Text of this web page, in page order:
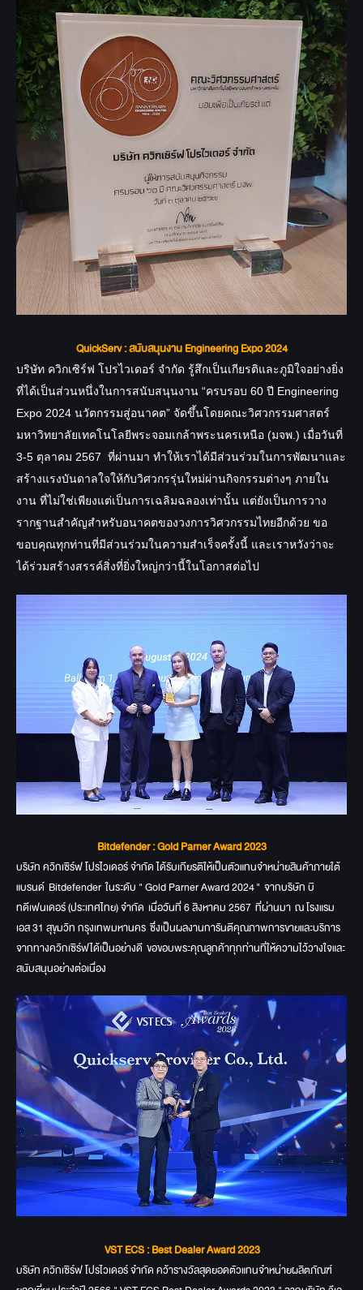
QuickServ : สนับสนุนงาน Engineering Expo 2024
บริษัท ควิกเซิร์ฟ โปรไวเดอร์ จำกัด รู้สึกเป็นเกียรติและภูมิใจอย่างยิ่ง
ที่ได้เป็นส่วนหนึ่งในการสนับสนุนงาน “ครบรอบ 60 ปี Engineering
Expo 2024 นวัตกรรมสู่อนาคต” จัดขึ้นโดยคณะวิศวกรรมศาสตร์
มหาวิทยาลัยเทคโนโลยีพระจอมเกล้าพระนครเหนือ (มจพ.) เมื่อวันที่
3-5 ตุลาคม 2567 ที่ผ่านมา ทำให้เราได้มีส่วนร่วมในการพัฒนาและ
สร้างแรงบันดาลใจให้กับวิศวกรรุ่นใหม่ผ่านกิจกรรมต่างๆ ภายใน
งาน ที่ไม่ใช่เพียงแต่เป็นการเฉลิมฉลองเท่านั้น แต่ยังเป็นการวาง
รากฐานสำคัญสำหรับอนาคตของวงการวิศวกรรมไทยอีกด้วย ขอ
ขอบคุณทุกท่านที่มีส่วนร่วมในความสำเร็จครั้งนี้ และเราหวังว่าจะ
ได้ร่วมสร้างสรรค์สิ่งที่ยิ่งใหญ่กว่านี้ในโอกาสต่อไป
Bitdefender : Gold Parner Award 2023
บริษัท ควิกเซิร์ฟ โปรไวเดอร์ จำกัด ได้รับเกียรติให้เป็นตัวแทนจำหน่ายสินค้าภายใต้
แบรนด์ Bitdefender ในระดับ " Gold Parner Award 2024 " จากบริษัท บิ
ทดีเฟนเดอร์ (ประเทศไทย) จำกัด เมื่อวันที่ 6 สิงหาคม 2567 ที่ผ่านมา ณ โรงแรม
เอส 31 สุขุมวิท กรุงเทพมหานคร ซึ่งเป็นผลงานการันตีคุณภาพการขายและบริการ
จากทางควิกเซิร์ฟได้เป็นอย่างดี ขอขอบพระคุณลูกค้าทุกท่านที่ให้ความไว้วางใจและ
สนับสนุนอย่างต่อเนื่อง
VST ECS : Best Dealer Award 2023
บริษัท ควิกเซิร์ฟ โปรไวเดอร์ จำกัด คว้ารางวัลสุดยอดตัวแทนจำหน่ายผลิตภัณฑ์